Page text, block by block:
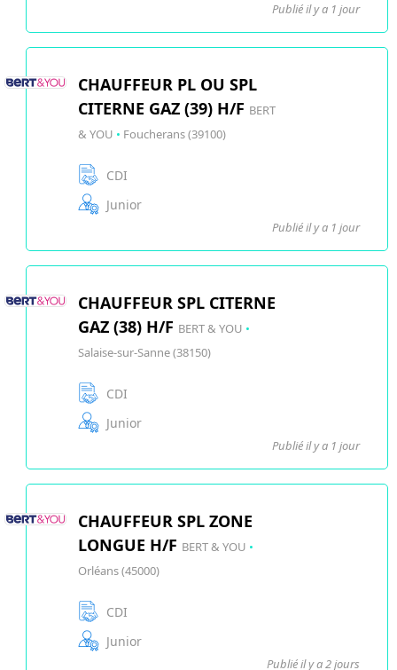
Publié il y a 1 jour
CHAUFFEUR PL OU SPL
CITERNE GAZ (39) H/F BERT
& YOU • Foucherans (39100)
CDI
Junior
Publié il y a 1 jour
CHAUFFEUR SPL CITERNE
GAZ (38) H/F BERT & YOU •
Salaise-sur-Sanne (38150)
CDI
Junior
Publié il y a 1 jour
CHAUFFEUR SPL ZONE
LONGUE H/F BERT & YOU •
Orléans (45000)
CDI
Junior
Publié il y a 2 jours